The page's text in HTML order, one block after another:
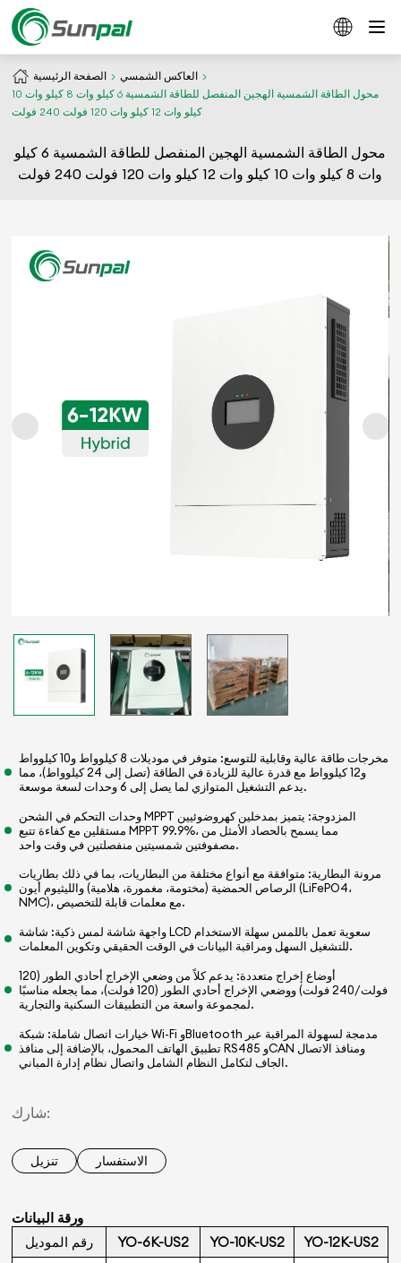
الصفحة الرئيسية
العاكس الشمسي
محول الطاقة الشمسية الهجين المنفصل للطاقة الشمسية 6 كيلو وات 8 كيلو وات 10
كيلو وات 12 كيلو وات 120 فولت 240 فولت
محول الطاقة الشمسية الهجين المنفصل للطاقة الشمسية 6 كيلو
وات 8 كيلو وات 10 كيلو وات 12 كيلو وات 120 فولت 240 فولت
مخرجات طاقة عالية وقابلية للتوسع: متوفر في موديلات 8 كيلوواط و10 كيلوواط
و12 كيلوواط مع قدرة عالية للزيادة في الطاقة (تصل إلى 24 كيلوواط)، مما
يدعم التشغيل المتوازي لما يصل إلى 6 وحدات لسعة موسعة.
وحدات التحكم في الشحن MPPT المزدوجة: يتميز بمدخلين كهروضوئيين
مستقلين مع كفاءة تتبع MPPT 99.9%، مما يسمح بالحصاد الأمثل من
مصفوفتين شمسيتين منفصلتين في وقت واحد.
مرونة البطارية: متوافقة مع أنواع مختلفة من البطاريات، بما في ذلك بطاريات
الرصاص الحمضية (مختومة، مغمورة، هلامية) والليثيوم أيون (LiFePO4،
NMC)، مع معلمات قابلة للتخصيص.
واجهة شاشة لمس ذكية: شاشة LCD سعوية تعمل باللمس سهلة الاستخدام
للتشغيل السهل ومراقبة البيانات في الوقت الحقيقي وتكوين المعلمات.
أوضاع إخراج متعددة: يدعم كلاً من وضعي الإخراج أحادي الطور (120
فولت/240 فولت) ووضعي الإخراج أحادي الطور (120 فولت)، مما يجعله مناسبًا
لمجموعة واسعة من التطبيقات السكنية والتجارية.
خيارات اتصال شاملة: شبكة Wi-Fi وBluetooth مدمجة لسهولة المراقبة عبر
تطبيق الهاتف المحمول، بالإضافة إلى منافذ RS485 وCAN ومنافذ الاتصال
الجاف لتكامل النظام الشامل واتصال نظام إدارة المباني.
شارك:
تنزيل الاستفسار
ورقة البيانات
رقم الموديل
YO-6K-US2 YO-10K-US2
YO-12K-US2